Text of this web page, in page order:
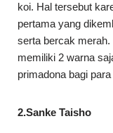
koi. Hal tersebut
pertama yang
serta bercak
memiliki 2 warna
primadona bagi
2.Sanke Taisho